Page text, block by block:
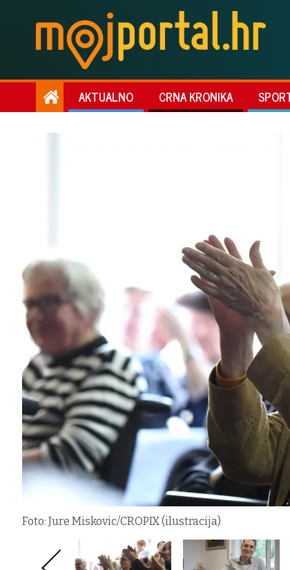
AKTUALNO CRNA KRONIKA
Foto: Jure Miskovic/CROPIX (ilustracija)